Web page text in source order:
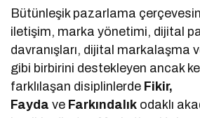
Bütünleşik pazarlama
iletişim, marka yönetimi, dijital
davranışları, dijital markalaşma
gibi birbirini destekleyen ancak
farklılaşan disiplinlerde Fikir,
Fayda ve Farkındalık odaklı